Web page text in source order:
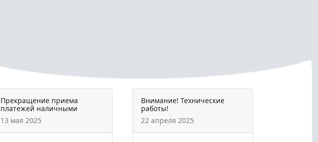
Прекращение приема
платежей наличными
13 мая 2025
Внимание! Технические
работы!
22 апреля 2025